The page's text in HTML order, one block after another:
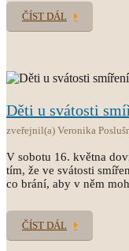
ČÍST DÁL
Děti u svátosti
zveřejnil(a) Veronika
V sobotu 16. května
tím, že ve svátosti
co brání, aby v něm
ČÍST DÁL